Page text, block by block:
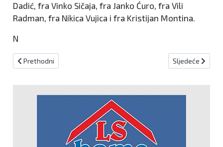
Dadić, fra Vinko Sičaja, fra Janko Ćuro, fra Vili
Radman, fra Nikica Vujica i fra Kristijan Montina.
N
Prethodni članak: Kiseljak: Dok policija tvrdi da se broj
Prethodni Sljedeći članak:
Sljedeće